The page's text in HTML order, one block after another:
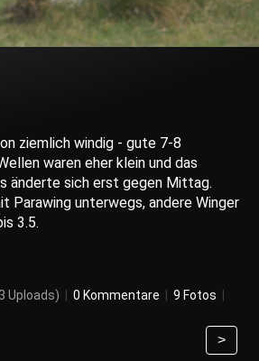
ziemlich windig - gute 7-8
waren eher klein und das
änderte sich erst gegen Mittag.
Parawing unterwegs, andere Winger
3.5.
Uploads) 0 Kommentare 9 Fotos
>